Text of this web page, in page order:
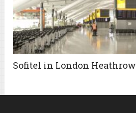
Sofitel in London Heathrow